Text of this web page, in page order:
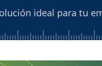
ideal para tu